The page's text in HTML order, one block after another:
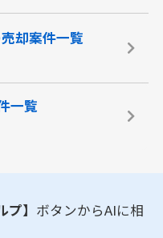
売却案件一覧
一覧
プ】 ボタンからAIに相